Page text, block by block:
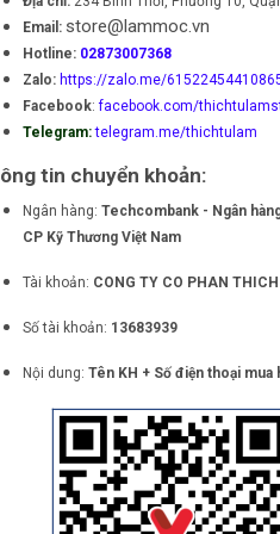
Email: store@lammoc.vn
Hotline: 02873007368
Zalo: https://zalo.me/
Facebook:facebook.com/
Telegram: telegram.me/thichtulam
tin chuyển khoản:
Ngân hàng: Techcombank - Ngân
CP Kỹ Thương Việt Nam
Tài khoản: CONG TY CO PHAN
Số tài khoản: 13683939
Nội dung: Tên KH + Số điện thoại mua